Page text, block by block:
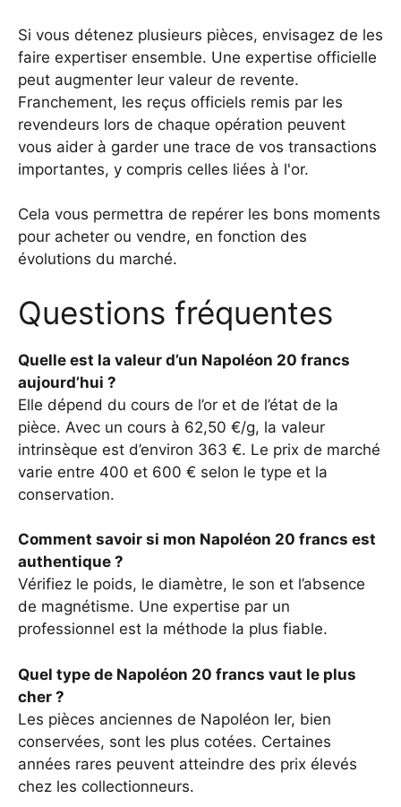
Si vous détenez plusieurs pièces, envisagez de les
faire expertiser ensemble. Une expertise officielle
peut augmenter leur valeur de revente.
Franchement, les reçus officiels remis par les
revendeurs lors de chaque opération peuvent
vous aider à garder une trace de vos transactions
importantes, y compris celles liées à l'or.
Cela vous permettra de repérer les bons moments
pour acheter ou vendre, en fonction des
évolutions du marché.
Questions fréquentes
Quelle est la valeur d’un Napoléon 20 francs
aujourd’hui ?
Elle dépend du cours de l’or et de l’état de la
pièce. Avec un cours à 62,50 €/g, la valeur
intrinsèque est d’environ 363 €. Le prix de marché
varie entre 400 et 600 € selon le type et la
conservation.
Comment savoir si mon Napoléon 20 francs est
authentique ?
Vérifiez le poids, le diamètre, le son et l’absence
de magnétisme. Une expertise par un
professionnel est la méthode la plus fiable.
Quel type de Napoléon 20 francs vaut le plus
cher ?
Les pièces anciennes de Napoléon Ier, bien
conservées, sont les plus cotées. Certaines
années rares peuvent atteindre des prix élevés
chez les collectionneurs.